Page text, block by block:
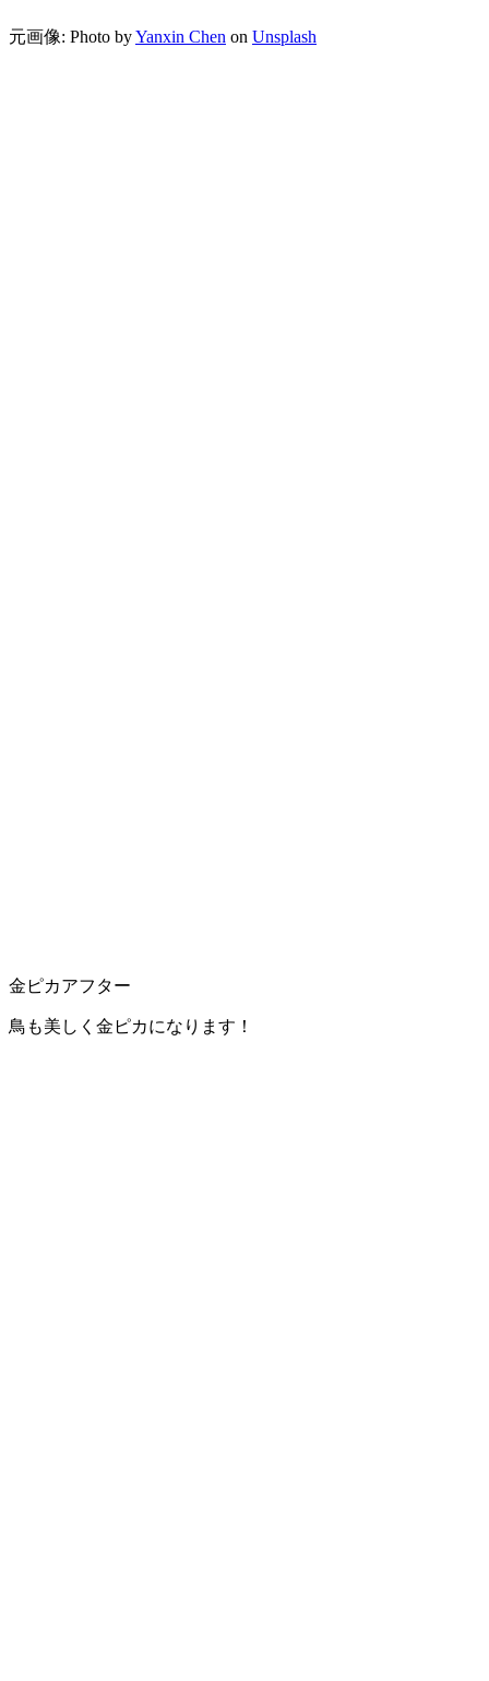
元画像: Photo byYanxin Chen on Unsplash
金ピカアフター
鳥も美しく金ピカになります！